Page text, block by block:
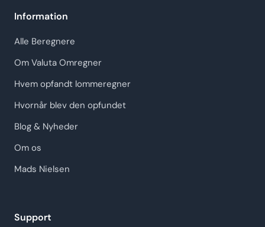
Information
Alle Beregnere
Om Valuta Omregner
Hvem opfandt lommeregner
Hvornår blev den opfundet
Blog & Nyheder
Om os
Mads Nielsen
Support